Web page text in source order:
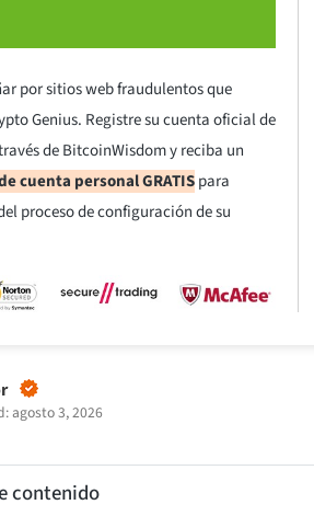
por sitios web fraudulentos que
Genius. Registre su cuenta oficial de
de BitcoinWisdom y reciba un
cuenta personal GRATISpara
proceso de configuración de su
agosto 3, 2026
contenido